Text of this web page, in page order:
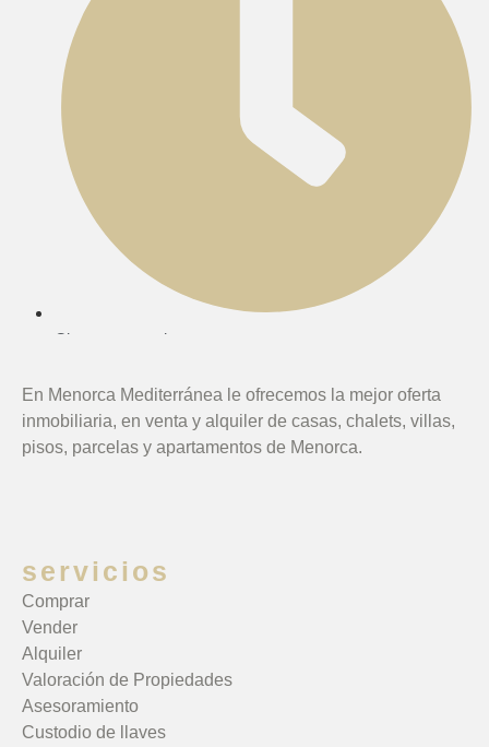
Citas concertadas
En Menorca Mediterránea le ofrecemos la mejor oferta
inmobiliaria, en venta y alquiler de casas, chalets, villas,
pisos, parcelas y apartamentos de Menorca.
servicios
Comprar
Vender
Alquiler
Valoración de Propiedades
Asesoramiento
Custodio de llaves